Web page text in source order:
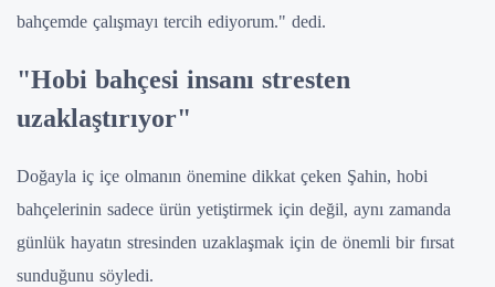
bahçemde çalışmayı tercih ediyorum." dedi.
"Hobi bahçesi insanı stresten
uzaklaştırıyor"
Doğayla iç içe olmanın önemine dikkat çeken Şahin, hobi
bahçelerinin sadece ürün yetiştirmek için değil, aynı zamanda
günlük hayatın stresinden uzaklaşmak için de önemli bir fırsat
sunduğunu söyledi.